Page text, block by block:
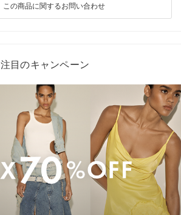
この商品に関するお問い合わせ
注目のキャンペーン